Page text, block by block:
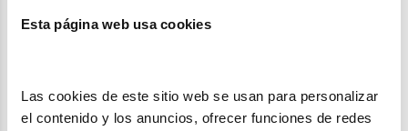
Esta página web usa cookies
Las cookies de este sitio web se usan para personalizar
el contenido y los anuncios, ofrecer funciones de redes